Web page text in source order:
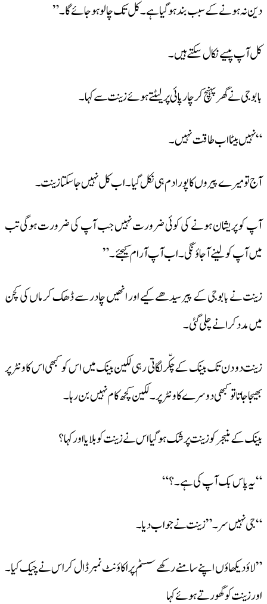
دین نہ ہونے کے سبب بند ہو گیا ہے ۔کل تک چالو ہو جائے گا۔”
کل آپ پیسے نکال سکتے ہیں ۔
بابوجی نے گھر پہنچ کر چار پائی پر لیٹتے ہوئے زینت سے کہا ۔
“نہیں بیٹا اب طاقت نہیں ۔
آج تو میرے پیروں کا پورا دم ہی نکل گیا ۔ اب کل نہیں جا سکتا زینت ۔
آپ کو پریشان ہونے کی کوئی ضرورت نہیں جب آپ کی ضرورت ہوگی تب
میں آپ کو لینے آ جاؤنگی ۔اب آپ آرام کیجئے ۔”
زینت نے بابوجی کے پیر سیدھے کیے اور انھیں چادر سے ڈھک کر ماں کی کچن
میں مدد کرانے چلی گئی ۔
زینت دو دن تک بینک کے چکّر لگاتی رہی لکین بینک میں اس کو کبھی اس کاونٹر پر
بھیجا جاتا تو کبھی دوسرے کاونٹر پر ۔لکین کچھ کام نہیں بن رہا ۔
بینک کے منیجر کو زینت پر شک ہو گیا اس نے زینت کو بلایا اور کہا ؟
“یہ پاس بک آپ کی ہے ۔؟ “
“جی نہیں سر ۔”زینت نے جواب دیا ۔
” لاؤ دیکھاؤں اپنے سامنے رکھے سِسٹم پر اکاؤنٹ نمبر ڈال کر اس نے چیک کیا ۔
اور زینت کو گھورتے ہوئے کہا